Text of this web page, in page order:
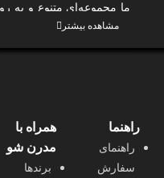
ما مجموعه‌ای متنوع و به‌
مو، بهداشت شخصی و عطر و
ما به کیفیت، اصالت، تنوع،
با طراحی کاربرمحور،
مشاهده بیشتر
راهنما
راهنمای
سفارش
همراه با
مدرن شو
برندها